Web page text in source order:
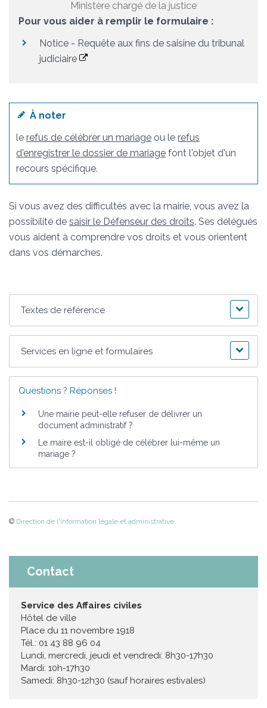
Ministère chargé de la justice
Pour vous aider à remplir le formulaire :
Notice - Requête aux fins de saisine du tribunal
judiciaire
À noter
lerefus de célébrer un mariage ou lerefus
d'enregistrer le dossier de mariage font l'objet d'un
recours spécifique.
Si vous avez des difficultés avec la mairie, vous avez la
possibilité de saisir le Défenseur des droits. Ses délégués
vous aident à comprendre vos droits et vous orientent
dans vos démarches.
Textes de référence
Services en ligne et formulaires
Questions ? Réponses !
Une mairie peut-elle refuser de délivrer un
document administratif ?
Le maire est-il obligé de célébrer lui-même un
mariage ?
© Direction de l'information légale et administrative
Contact
Service des Affaires civiles
Hôtel de ville
Place du 11 novembre 1918
Tél.: 01 43 88 96 04
Lundi, mercredi, jeudi et vendredi: 8h30-17h30
Mardi: 10h-17h30
Samedi: 8h30-12h30 (sauf horaires estivales)